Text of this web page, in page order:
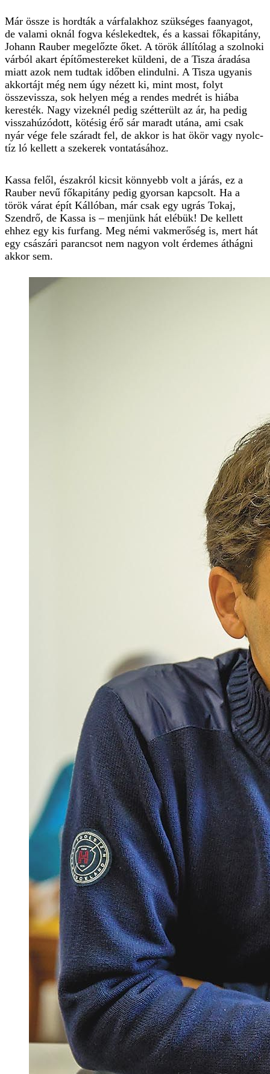
Már össze is hordták a várfalakhoz szükséges faanyagot,
de valami oknál fogva késlekedtek, és a kassai főkapitány,
Johann Rauber megelőzte őket. A tö­rök állítólag a szolnoki
várból akart építőmestereket küldeni, de a Tisza áradása
miatt azok nem tudtak időben elindulni. A Tisza ugyanis
akkortájt még nem úgy nézett ki, mint most, folyt
összevissza, sok helyen még a rendes medrét is hiába
keresték. Nagy vizeknél pedig szétterült az ár, ha pedig
visszahúzódott, kötésig érő sár maradt utána, ami csak
nyár vége fele száradt fel, de akkor is hat ökör vagy nyolc-
tíz ló kellett a szekerek vontatásához.
Kassa felől, északról kicsit könnyebb volt a járás, ez a
Rauber nevű főkapitány pedig gyorsan kapcsolt. Ha a
török várat épít Kállóban, már csak egy ugrás Tokaj,
Szendrő, de Kassa is – menjünk hát elébük! De kellett
ehhez egy kis furfang. Meg némi vakmerőség is, mert hát
egy császári parancsot nem nagyon volt érdemes áthágni
akkor sem.